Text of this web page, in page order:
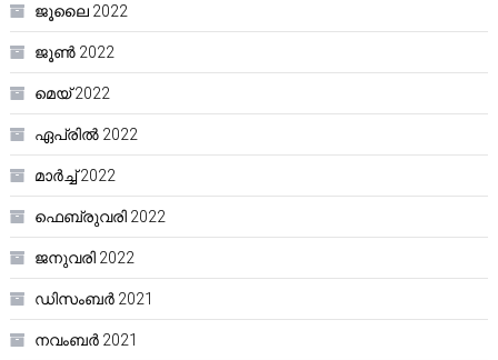
ജൂലൈ 2022
ജൂൺ 2022
മെയ്‌ 2022
ഏപ്രിൽ 2022
മാർച്ച്‌ 2022
ഫെബ്രുവരി 2022
ജനുവരി 2022
ഡിസംബർ 2021
നവംബർ 2021